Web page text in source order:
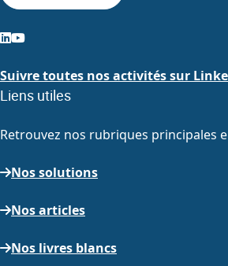
Suivre toutes nos activités sur
Liens utiles
Retrouvez nos rubriques principales
Nos solutions
Nos articles
Nos livres blancs